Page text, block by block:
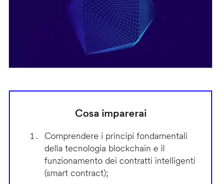
Cosa imparerai
Comprendere i principi fondamentali
della tecnologia blockchain e il
funzionamento dei contratti intelligenti
(smart contract);